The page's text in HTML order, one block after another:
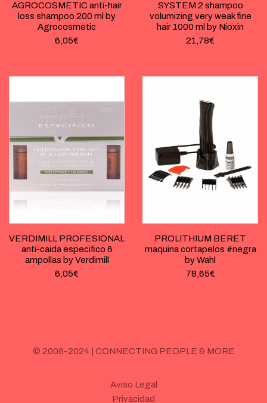
AGROCOSMETIC anti-hair
loss shampoo 200 ml by
Agrocosmetic
6,05€
SYSTEM 2 shampoo
volumizing very weak fine
hair 1000 ml by Nioxin
21,78€
VERDIMILL PROFESIONAL
anti-caida especifico 6
ampollas by Verdimill
6,05€
PROLITHIUM BERET
maquina cortapelos #negra
by Wahl
78,65€
© 2008-2024 | CONNECTING PEOPLE & MORE
Aviso Legal
Privacidad